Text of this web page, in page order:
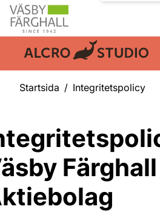
En del av:
Startsida Integritetspolicy
Färghall